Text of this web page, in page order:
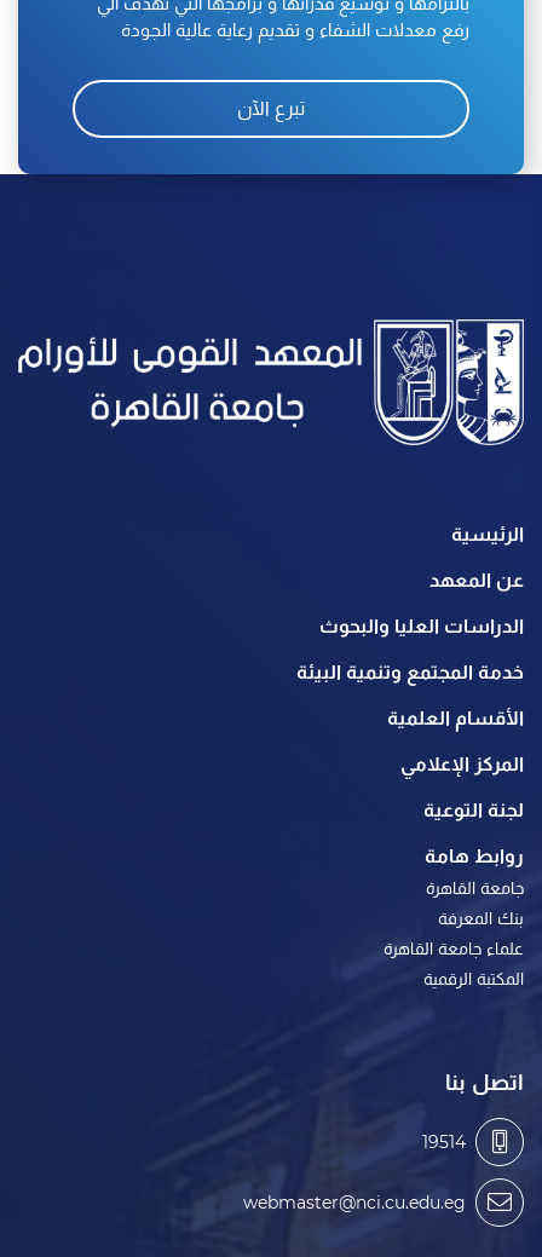
رفع معدلات الشفاء و تقديم رعاية عالية الجودة
تبرع الآن
الرئيسية
عن المعهد
الدراسات العليا والبحوث
خدمة المجتمع وتنمية البيئة
الأقسام العلمية
المركز الإعلامي
لجنة التوعية
روابط هامة
جامعة القاهرة
بنك المعرفة
علماء جامعة القاهرة
المكتبة الرقمية
اتصل بنا
19514
webmaster@nci.cu.edu.eg